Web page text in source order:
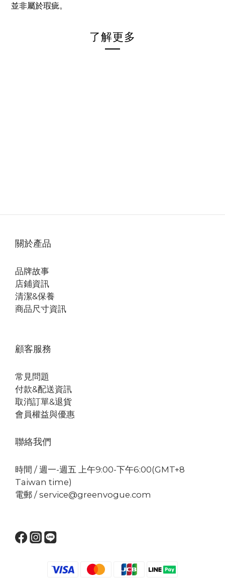
並非屬於瑕疵。
了解更多
關於產品
品牌故事
店鋪資訊
清潔&保養
商品尺寸資訊
顧客服務
常見問題
付款&配送資訊
取消訂單&退貨
會員權益與優惠
聯絡我們
時間 / 週一-週五 上午9:00-下午6:00(GMT+8
Taiwan time)
電郵 / service@greenvogue.com